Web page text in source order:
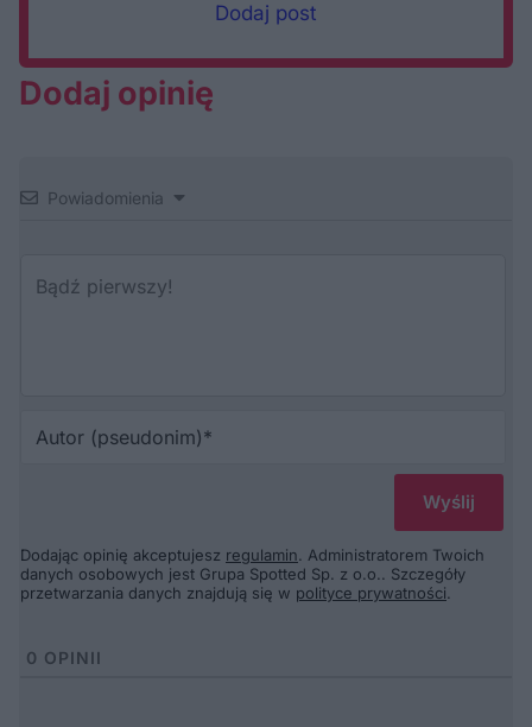
Dodaj post
Dodaj opinię
Powiadomienia
Dodając opinię akceptujesz regulamin. Administratorem Twoich
danych osobowych jest Grupa Spotted Sp. z o.o.. Szczegóły
przetwarzania danych znajdują się w polityce prywatności.
0 OPINII